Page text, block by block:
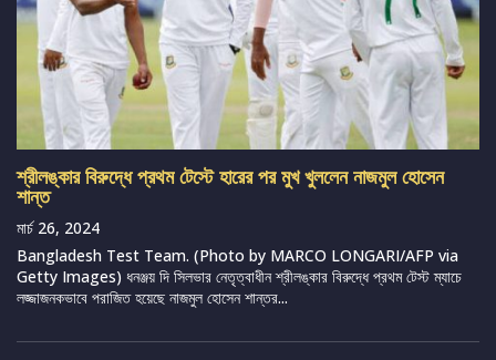
শ্রীলঙ্কার বিরুদ্ধে প্রথম টেস্টে হারের পর মুখ খুললেন নাজমুল হোসেন
শান্ত
মার্চ 26, 2024
Bangladesh Test Team. (Photo by MARCO LONGARI/AFP via
Getty Images) ধনঞ্জয় দি সিলভার নেতৃত্বাধীন শ্রীলঙ্কার বিরুদ্ধে প্রথম টেস্ট ম্যাচে
লজ্জাজনকভাবে পরাজিত হয়েছে নাজমুল হোসেন শান্তর...